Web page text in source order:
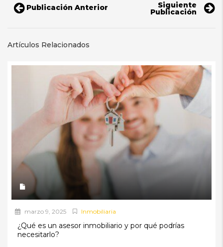
Publicación Anterior Siguiente
Publicación
Artículos Relacionados
marzo 9, 2025 Inmobiliaria
¿Qué es un asesor inmobiliario y por qué podrías
necesitarlo?